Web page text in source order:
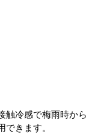
触冷感で梅雨時から
きます。